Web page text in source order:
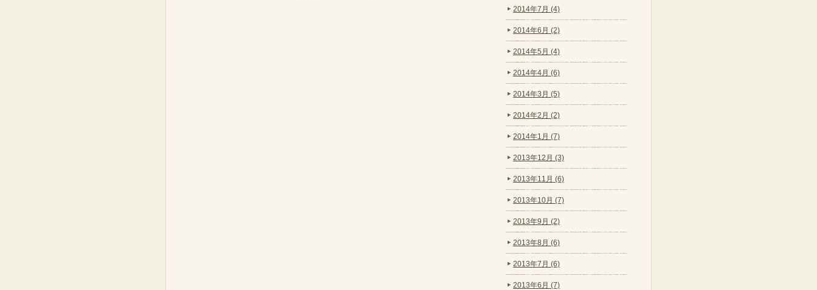
2014年7月 (4)
2014年6月 (2)
2014年5月 (4)
2014年4月 (6)
2014年3月 (5)
2014年2月 (2)
2014年1月 (7)
2013年12月 (3)
2013年11月 (6)
2013年10月 (7)
2013年9月 (2)
2013年8月 (6)
2013年7月 (6)
2013年6月 (7)